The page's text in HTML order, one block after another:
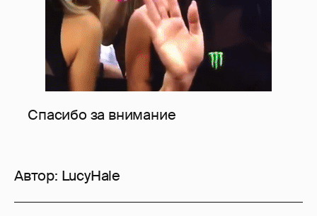
Спасибо за внимание
Автор: LucyHale